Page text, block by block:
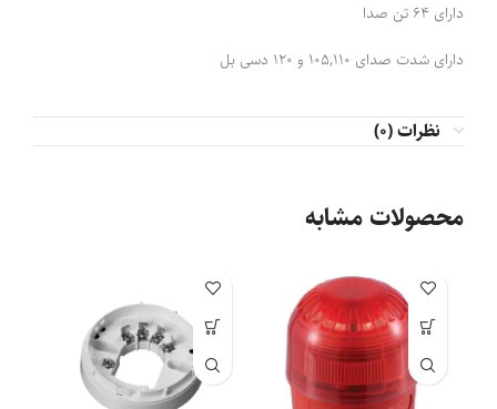
دارای 64 تن صدا
دارای شدت صدای 105,110 و 120 دسی بل
نظرات (0)
محصولات مشابه